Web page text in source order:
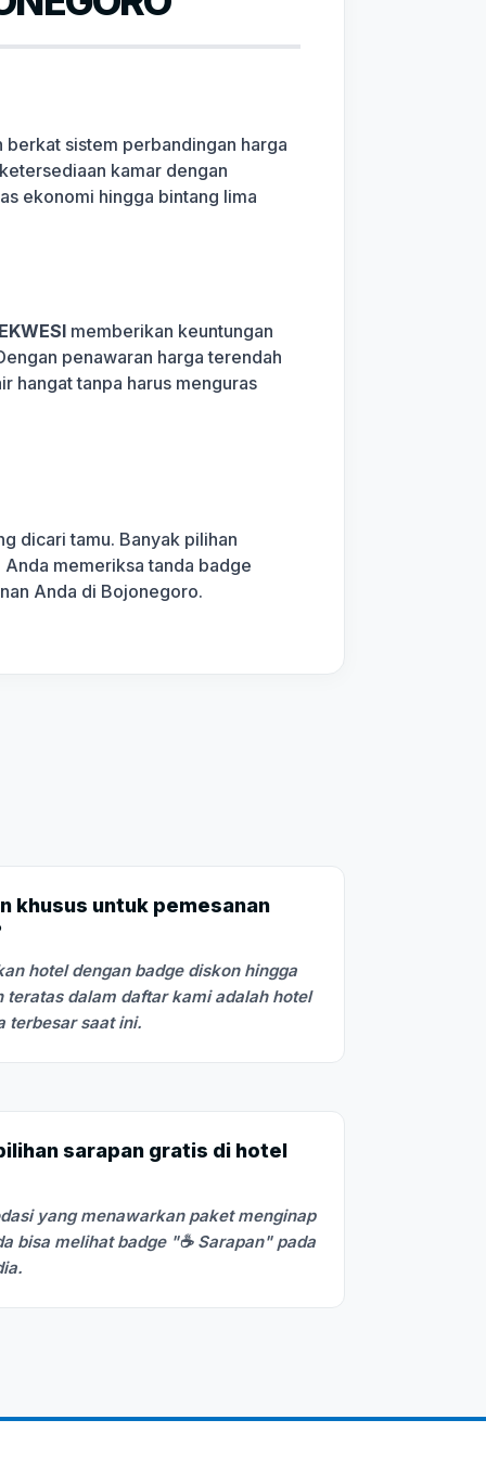
sistem perbandingan harga
kamar dengan
ekonomi hingga bintang lima
memberikan keuntungan
penawaran harga terendah
hangat tanpa harus menguras
dicari tamu. Banyak pilihan
memeriksa tanda badge
Anda di Bojonegoro.
khusus untuk pemesanan
hotel dengan badge diskon hingga
teratas dalam daftar kami adalah hotel
terbesar saat ini.
sarapan gratis di hotel
yang menawarkan paket menginap
bisa melihat badge "☕ Sarapan" pada